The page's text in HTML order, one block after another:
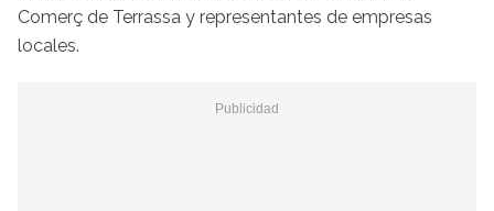
Comerç de Terrassa y representantes de empresas
locales.